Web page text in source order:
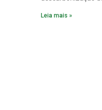
material. A
Leia mais »